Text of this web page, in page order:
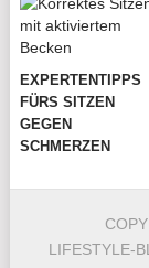
EXPERTENTIPPS
FÜRS SITZEN
GEGEN
SCHMERZEN
LIFESTYLE-